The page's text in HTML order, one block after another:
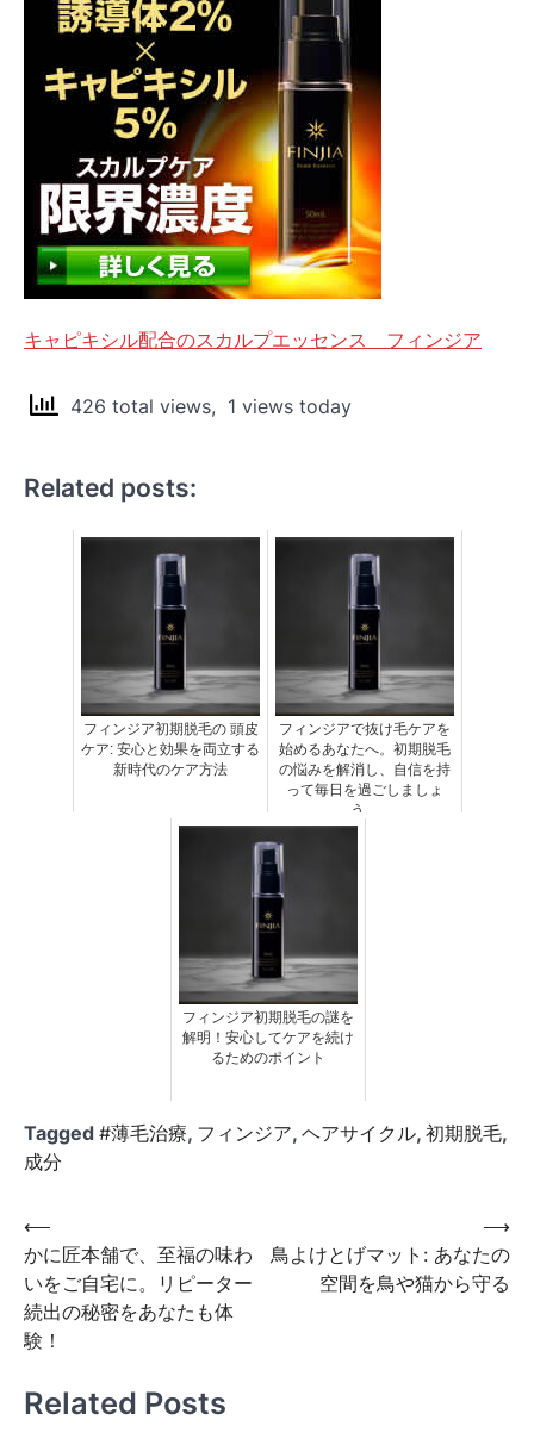
キャピキシル配合のスカルプエッセンス フィンジア
426 total views, 1 views today
Related posts:
フィンジア初期脱毛の 頭皮
ケア: 安心と効果を両立する
新時代のケア方法
フィンジアで抜け毛ケアを
始めるあなたへ。初期脱毛
の悩みを解消し、自信を持
って毎日を過ごしましょ
う。
フィンジア初期脱毛の謎を
解明！安心してケアを続け
るためのポイント
Tagged #薄毛治療, フィンジア, ヘアサイクル, 初期脱毛,
成分
投
稿
ナ
ビ
ー
⟵
かに匠本舗で、至福の味わ
いをご自宅に。リピーター
続出の秘密をあなたも体
験！
鳥よけとげマット: あなたの
空間を鳥や猫から守る
⟶
Related Posts